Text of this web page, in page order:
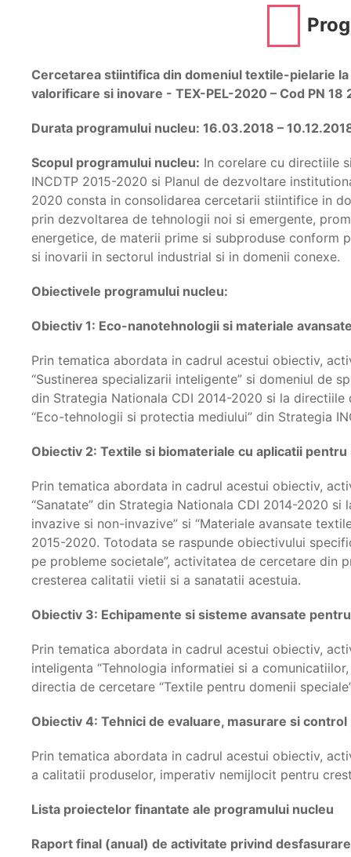
Cercetarea stiintifica din domeniul textile-pielarie
valorificare si inovare - TEX-PEL-2020 – Cod PN 18
Durata programului nucleu: 16.03.2018 –
Scopul programului nucleu: In corelare cu directiile
INCDTP 2015-2020 si Planul de dezvoltare
2020 consta in consolidarea cercetarii stiintifice in
prin dezvoltarea de tehnologii noi si emergente,
energetice, de materii prime si subproduse
si inovarii in sectorul industrial si in domenii conexe.
Obiectivele programului nucleu:
Obiectiv 1: Eco-nanotehnologii si materiale
Prin tematica abordata in cadrul acestui obiectiv,
“Sustinerea specializarii inteligente” si domeniul de
din Strategia Nationala CDI 2014-2020 si la
“Eco-tehnologii si protectia mediului” din Strategia
Obiectiv 2: Textile si biomateriale cu aplicatii
Prin tematica abordata in cadrul acestui obiectiv,
“Sanatate” din Strategia Nationala CDI 2014-2020
invazive si non-invazive” si “Materiale avansate
2015-2020. Totodata se raspunde obiectivului
pe probleme societale”, activitatea de cercetare din
cresterea calitatii vietii si a sanatatii acestuia.
Obiectiv 3: Echipamente si sisteme avansate
Prin tematica abordata in cadrul acestui obiectiv,
inteligenta “Tehnologia informatiei si a
directia de cercetare “Textile pentru domenii
Obiectiv 4: Tehnici de evaluare, masurare si
Prin tematica abordata in cadrul acestui obiectiv,
a calitatii produselor, imperativ nemijlocit pentru
Lista proiectelor finantate ale programului nucleu
Raport final (anual) de activitate privind